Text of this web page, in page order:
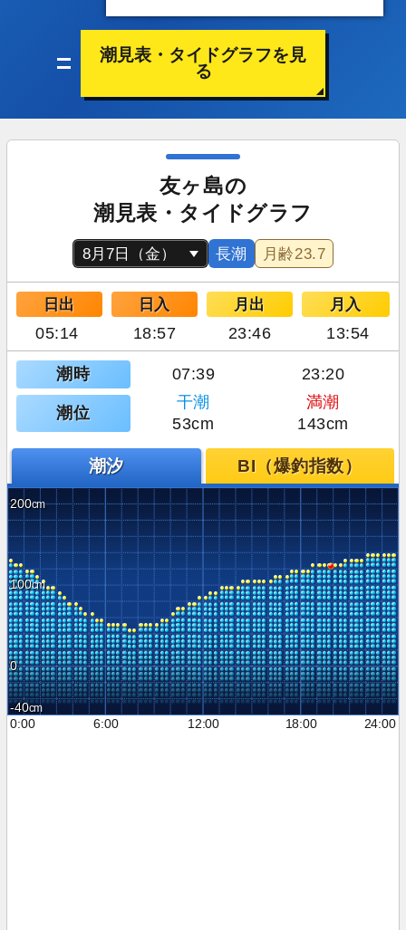
潮見表・タイドグラフを見
る
友ヶ島の
潮見表・タイドグラフ
長潮 月齢23.7
日出 日入 月出 月入
05:14 18:57 23:46 13:54
潮時 07:39 23:20
潮位
干潮
満潮
53cm
143cm
潮汐 BI（爆釣指数）
200
100
0
-40
0:00
6:00 12:00 18:00 24:00